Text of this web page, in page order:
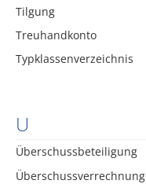
Tilgung
Treuhandkonto
Typklassenverzeichnis
U
Überschussbeteiligung
Überschussverrechnung